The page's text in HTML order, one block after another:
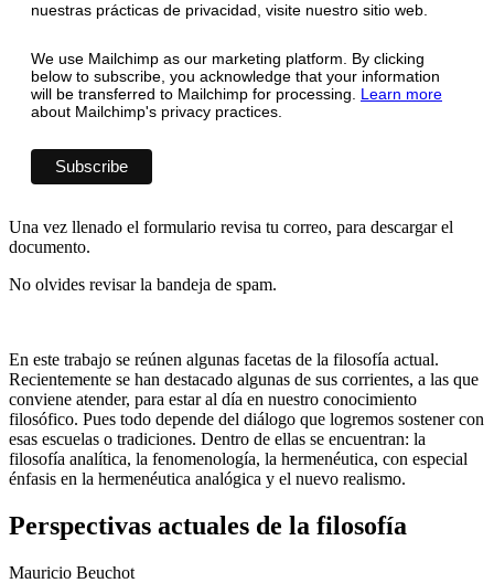
nuestras prácticas de privacidad, visite nuestro sitio web.
We use Mailchimp as our marketing platform. By clicking
below to subscribe, you acknowledge that your information
will be transferred to Mailchimp for processing. Learn more
about Mailchimp's privacy practices.
Una vez llenado el formulario revisa tu correo, para descargar el
documento.
No olvides revisar la bandeja de spam.
En este trabajo se reúnen algunas facetas de la filosofía actual.
Recientemente se han destacado algunas de sus corrientes, a las que
conviene atender, para estar al día en nuestro conocimiento
filosófico. Pues todo depende del diálogo que logremos sostener con
esas escuelas o tradiciones. Dentro de ellas se encuentran: la
filosofía analítica, la fenomenología, la hermenéutica, con especial
énfasis en la hermenéutica analógica y el nuevo realismo.
Perspectivas actuales de la filosofía
Mauricio Beuchot